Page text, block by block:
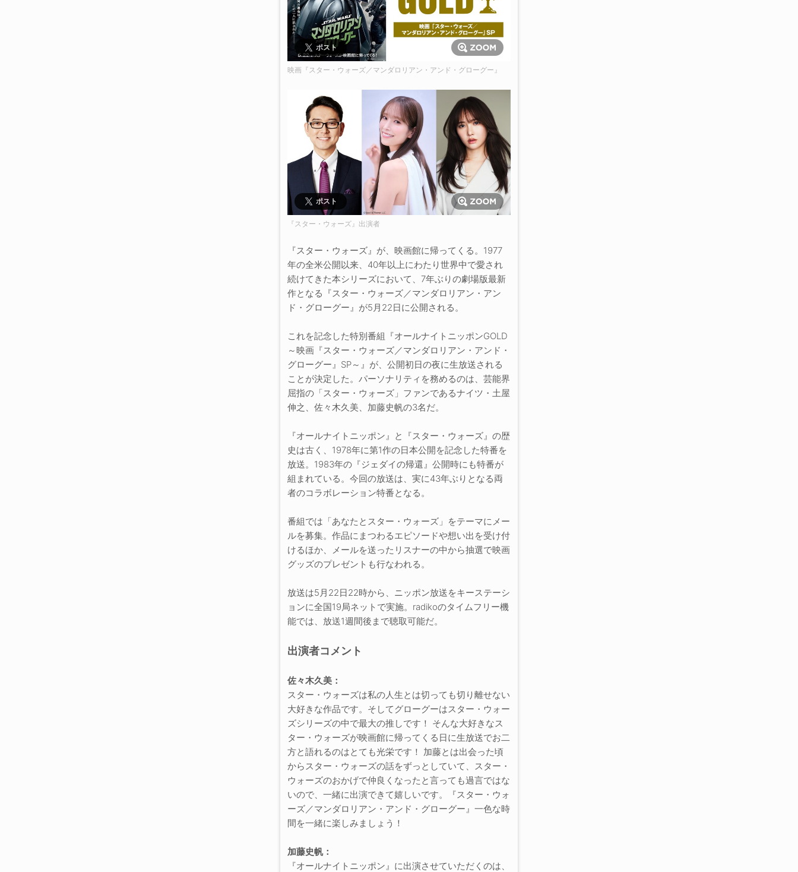
ポスト
映画『スター・ウォーズ／マンダロリアン・アンド・グローグー』
ポスト
『スター・ウォーズ』出演者
『スター・ウォーズ』が、映画館に帰ってくる。1977
年の全米公開以来、40年以上にわたり世界中で愛され
続けてきた本シリーズにおいて、7年ぶりの劇場版最新
作となる『スター・ウォーズ／マンダロリアン・アン
ド・グローグー』が5月22日に公開される。
これを記念した特別番組『オールナイトニッポンGOLD
～映画『スター・ウォーズ／マンダロリアン・アンド・
グローグー』SP～』が、公開初日の夜に生放送される
ことが決定した。パーソナリティを務めるのは、芸能界
屈指の「スター・ウォーズ」ファンであるナイツ・土屋
伸之、佐々木久美、加藤史帆の3名だ。
『オールナイトニッポン』と『スター・ウォーズ』の歴
史は古く、1978年に第1作の日本公開を記念した特番を
放送。1983年の『ジェダイの帰還』公開時にも特番が
組まれている。今回の放送は、実に43年ぶりとなる両
者のコラボレーション特番となる。
番組では「あなたとスター・ウォーズ」をテーマにメー
ルを募集。作品にまつわるエピソードや想い出を受け付
けるほか、メールを送ったリスナーの中から抽選で映画
グッズのプレゼントも行なわれる。
放送は5月22日22時から、ニッポン放送をキーステーシ
ョンに全国19局ネットで実施。radikoのタイムフリー機
能では、放送1週間後まで聴取可能だ。
出演者コメント
佐々木久美：
スター・ウォーズは私の人生とは切っても切り離せない
大好きな作品です。そしてグローグーはスター・ウォー
ズシリーズの中で最大の推しです！ そんな大好きなス
ター・ウォーズが映画館に帰ってくる日に生放送でお二
方と語れるのはとても光栄です！ 加藤とは出会った頃
からスター・ウォーズの話をずっとしていて、スター・
ウォーズのおかげで仲良くなったと言っても過言ではな
いので、一緒に出演できて嬉しいです。『スター・ウォ
ーズ／マンダロリアン・アンド・グローグー』一色な時
間を一緒に楽しみましょう！
加藤史帆：
『オールナイトニッポン』に出演させていただくのは、